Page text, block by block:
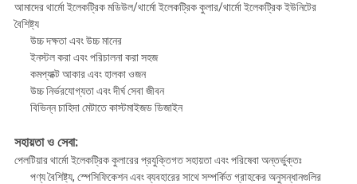
আমাদের থার্মো ইলেকট্রিক মডিউল/থার্মো ইলেকট্রিক কুলার/থার্মো ইলেকট্রিক ইউনিটের
বৈশিষ্ট্য
উচ্চ দক্ষতা এবং উচ্চ মানের
ইনস্টল করা এবং পরিচালনা করা সহজ
কমপ্যাক্ট আকার এবং হালকা ওজন
উচ্চ নির্ভরযোগ্যতা এবং দীর্ঘ সেবা জীবন
বিভিন্ন চাহিদা মেটাতে কাস্টমাইজড ডিজাইন
সহায়তা ও সেবা:
পেলটিয়ার থার্মো ইলেকট্রিক কুলারের প্রযুক্তিগত সহায়তা এবং পরিষেবা অন্তর্ভুক্তঃ
পণ্য বৈশিষ্ট্য, স্পেসিফিকেশন এবং ব্যবহারের সাথে সম্পর্কিত গ্রাহকের অনুসন্ধানগুলির